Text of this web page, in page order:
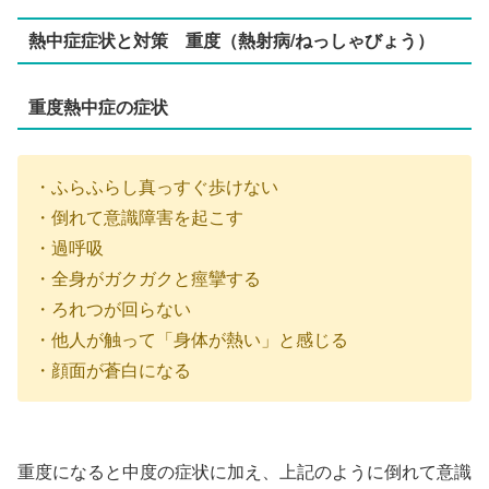
熱中症症状と対策 重度（熱射病/ねっしゃびょう）
重度熱中症の症状
・ふらふらし真っすぐ歩けない
・倒れて意識障害を起こす
・過呼吸
・全身がガクガクと痙攣する
・ろれつが回らない
・他人が触って「身体が熱い」と感じる
・顔面が蒼白になる
重度になると中度の症状に加え、上記のように倒れて意識